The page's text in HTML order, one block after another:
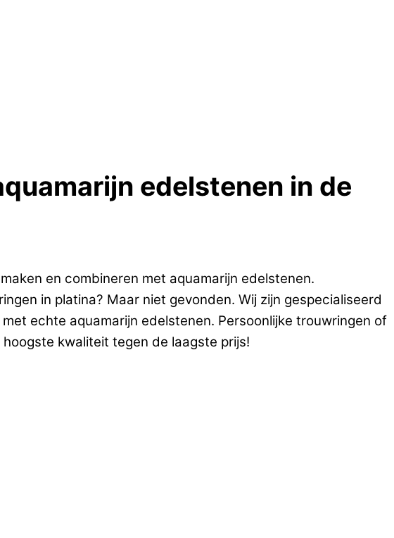
edelstenen in de
en combineren met aquamarijn edelstenen.
in platina? Maar niet gevonden. Wij zijn gespecialiseerd
echte aquamarijn edelstenen. Persoonlijke trouwringen of
kwaliteit tegen de laagste prijs!